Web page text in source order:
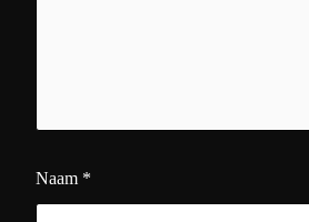
Naam *